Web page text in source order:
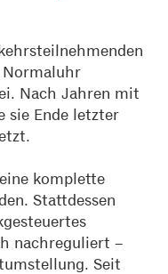
Normaluhr
Nach Jahren mit
sie Ende letzter
komplette
Stattdessen
nachreguliert –
Seit